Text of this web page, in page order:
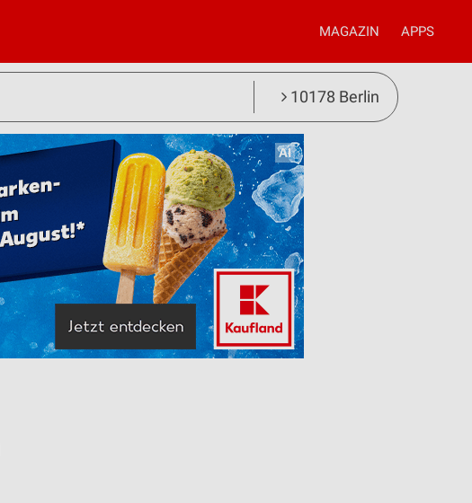
MAGAZIN APPS
10178 Berlin